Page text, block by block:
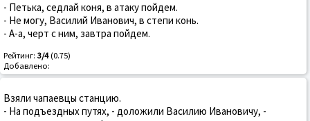
- Петька, седлай коня, в атаку пойдем.
- Не могу, Василий Иванович, в степи конь.
- А-а, черт с ним, завтра пойдем.
Рейтинг: 3/4(0.75)
Добавлено:
Взяли чапаевцы станцию.
- На подъездных путях, - доложили Василию Ивановичу, -